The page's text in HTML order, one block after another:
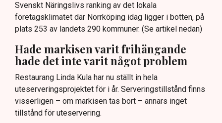
Svenskt Näringslivs ranking av det lokala
företagsklimatet där Norrköping idag ligger i botten, på
plats 253 av landets 290 kommuner. (Se artikel nedan)
Hade markisen varit frihängande
hade det inte varit något problem
Restaurang Linda Kula har nu ställt in hela
uteserveringsprojektet för i år. Serveringstillstånd finns
visserligen – om markisen tas bort – annars inget
tillstånd för uteservering.